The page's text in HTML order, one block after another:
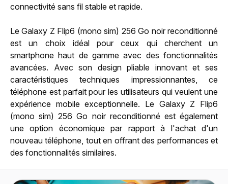
connectivité sans fil stable et rapide.
Le Galaxy Z Flip6 (mono sim) 256 Go noir reconditionné
est un choix idéal pour ceux qui cherchent un
smartphone haut de gamme avec des fonctionnalités
avancées. Avec son design pliable innovant et ses
caractéristiques techniques impressionnantes, ce
téléphone est parfait pour les utilisateurs qui veulent une
expérience mobile exceptionnelle. Le Galaxy Z Flip6
(mono sim) 256 Go noir reconditionné est également
une option économique par rapport à l'achat d'un
nouveau téléphone, tout en offrant des performances et
des fonctionnalités similaires.